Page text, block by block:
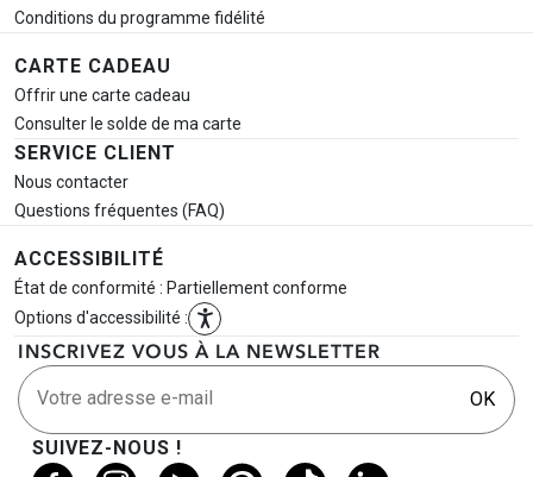
Conditions du programme fidélité
CARTE CADEAU
Offrir une carte cadeau
Consulter le solde de ma carte
SERVICE CLIENT
Nous contacter
Questions fréquentes (FAQ)
ACCESSIBILITÉ
État de conformité : Partiellement conforme
Options d'accessibilité :
INSCRIVEZ VOUS À LA NEWSLETTER
Votre adresse e-mail OK
SUIVEZ-NOUS !